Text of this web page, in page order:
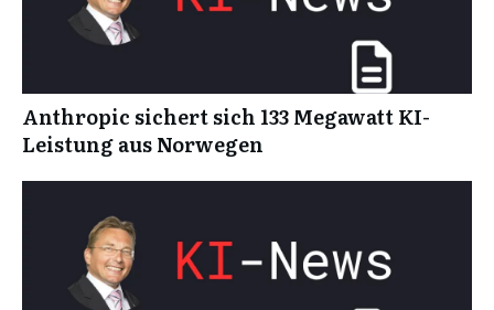
Anthropic sichert sich 133 Megawatt KI-
Leistung aus Norwegen